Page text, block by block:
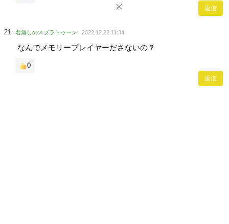
返信
名無しのスプラトゥーン 2022.12.22 11:34
なんでメモリープレイヤーださないの？
0
返信